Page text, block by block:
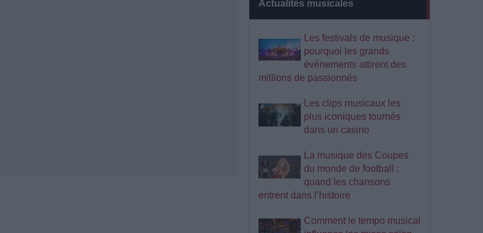
Actualités musicales
Les festivals de musique :
pourquoi les grands
événements attirent des
millions de passionnés
Les clips musicaux les
plus iconiques tournés
dans un casino
La musique des Coupes
du monde de football :
quand les chansons
entrent dans l’histoire
Comment le tempo musical